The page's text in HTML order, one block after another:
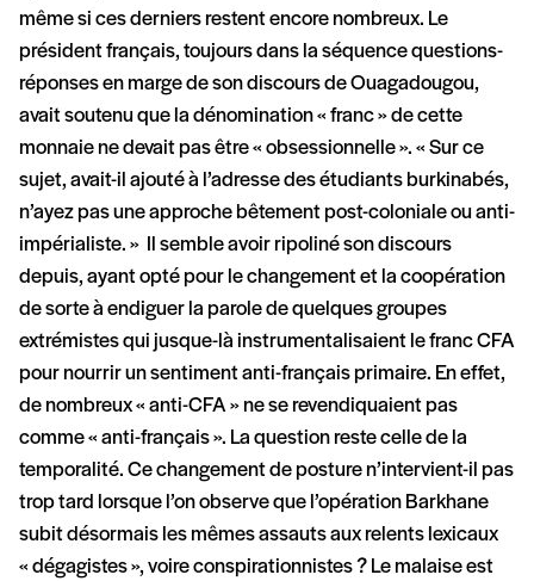
même si ces derniers restent encore nombreux. Le
président français, toujours dans la séquence questions-
réponses en marge de son discours de Ouagadougou,
avait soutenu que la dénomination « franc » de cette
monnaie ne devait pas être « obsessionnelle ». « Sur ce
sujet, avait-il ajouté à l’adresse des étudiants burkinabés,
n’ayez pas une approche bêtement post-coloniale ou anti-
impérialiste. » Il semble avoir ripoliné son discours
depuis, ayant opté pour le changement et la coopération
de sorte à endiguer la parole de quelques groupes
extrémistes qui jusque-là instrumentalisaient le franc CFA
pour nourrir un sentiment anti-français primaire. En effet,
de nombreux « anti-CFA » ne se revendiquaient pas
comme « anti-français ». La question reste celle de la
temporalité. Ce changement de posture n’intervient-il pas
trop tard lorsque l’on observe que l’opération Barkhane
subit désormais les mêmes assauts aux relents lexicaux
« dégagistes », voire conspirationnistes ? Le malaise est